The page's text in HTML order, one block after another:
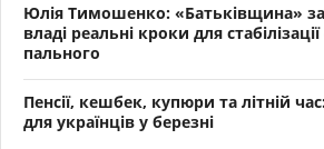
Юлія Тимошенко: «Батьківщина»
владі реальні кроки для
пального
Пенсії, кешбек, купюри та літній
для українців у березні